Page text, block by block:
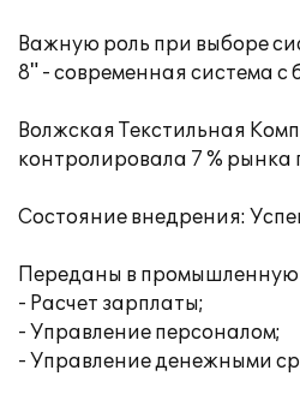
Важную роль при выборе
8" - современная система с
Волжская Текстильная
контролировала 7 % рынка
Состояние внедрения:
Переданы в промышленную
- Расчет зарплаты;
- Управление персоналом;
- Управление денежными